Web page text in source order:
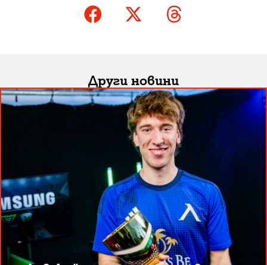
Други новини